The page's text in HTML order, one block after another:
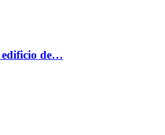
edificio de…